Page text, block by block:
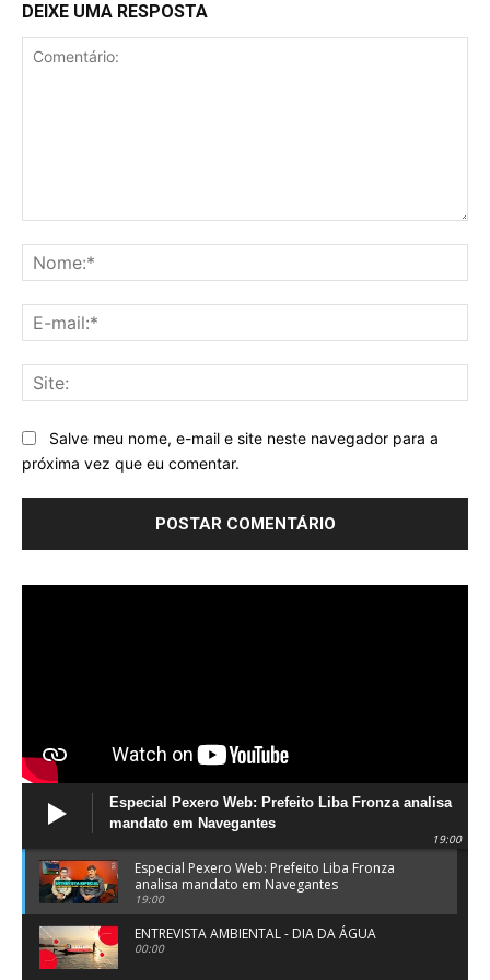
DEIXE UMA RESPOSTA
Salve meu nome, e-mail e site neste navegador para a
próxima vez que eu comentar.
Especial Pexero Web: Prefeito Liba Fronza analisa
mandato em Navegantes
19:00
Especial Pexero Web: Prefeito Liba Fronza
analisa mandato em Navegantes
19:00
ENTREVISTA AMBIENTAL - DIA DA ÁGUA
00:00